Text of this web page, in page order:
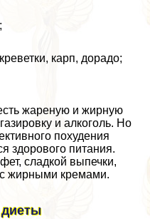
карп, дорадо;
жареную и жирную
и алкоголь. Но
похудения
здорового питания.
сладкой выпечки,
с жирными кремами.